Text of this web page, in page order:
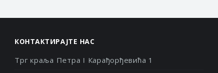
КОНТАКТИРАЈТЕ НАС
Трг краља Петра I Карађорђевића 1